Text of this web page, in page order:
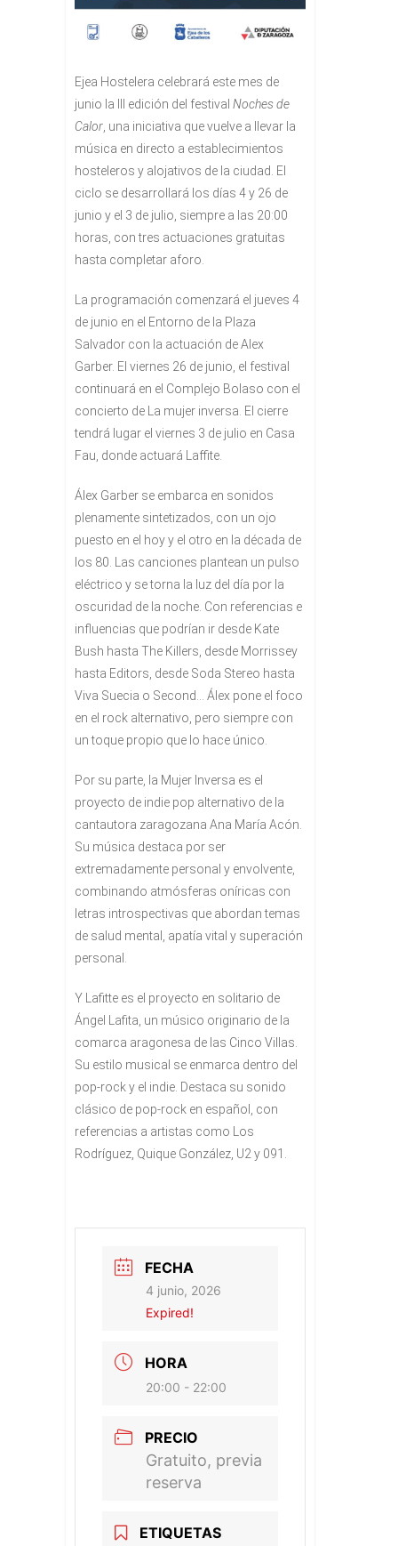
Ejea Hostelera celebrará este mes de
junio la III edición del festival Noches de
Calor , una iniciativa que vuelve a llevar la
música en directo a establecimientos
hosteleros y alojativos de la ciudad. El
ciclo se desarrollará los días 4 y 26 de
junio y el 3 de julio, siempre a las 20:00
horas, con tres actuaciones gratuitas
hasta completar aforo.
La programación comenzará el jueves 4
de junio en el Entorno de la Plaza
Salvador con la actuación de Alex
Garber. El viernes 26 de junio, el festival
continuará en el Complejo Bolaso con el
concierto de La mujer inversa. El cierre
tendrá lugar el viernes 3 de julio en Casa
Fau, donde actuará Laffite.
Álex Garber se embarca en sonidos
plenamente sintetizados, con un ojo
puesto en el hoy y el otro en la década de
los 80. Las canciones plantean un pulso
eléctrico y se torna la luz del día por la
oscuridad de la noche. Con referencias e
influencias que podrían ir desde Kate
Bush hasta The Killers, desde Morrissey
hasta Editors, desde Soda Stereo hasta
Viva Suecia o Second… Álex pone el foco
en el rock alternativo, pero siempre con
un toque propio que lo hace único.
Por su parte, la Mujer Inversa es el
proyecto de indie pop alternativo de la
cantautora zaragozana Ana María Acón.
Su música destaca por ser
extremadamente personal y envolvente,
combinando atmósferas oníricas con
letras introspectivas que abordan temas
de salud mental, apatía vital y superación
personal.
Y Lafitte es el proyecto en solitario de
Ángel Lafita, un músico originario de la
comarca aragonesa de las Cinco Villas.
Su estilo musical se enmarca dentro del
pop-rock y el indie. Destaca su sonido
clásico de pop-rock en español, con
referencias a artistas como Los
Rodríguez, Quique González, U2 y 091.
FECHA
4 junio, 2026
Expired!
HORA
20:00 - 22:00
PRECIO
Gratuito, previa
reserva
ETIQUETAS